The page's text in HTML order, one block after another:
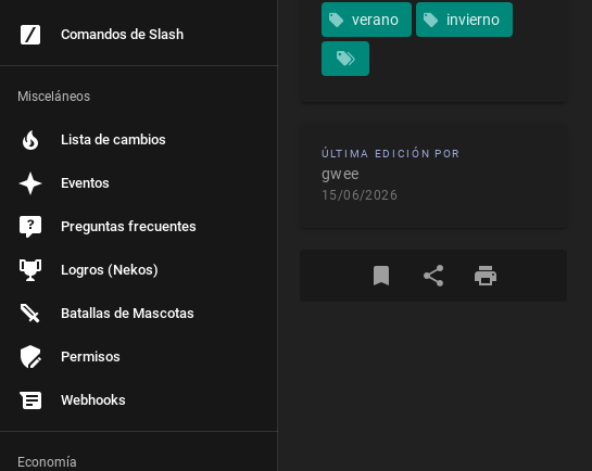
Comandos de Slash
Misceláneos
Lista de cambios
Eventos
Preguntas frecuentes
Logros (Nekos)
Batallas de Mascotas
Permisos
Webhooks
Economía
verano invierno
ÚLTIMA EDICIÓN POR
gwee
15/06/2026